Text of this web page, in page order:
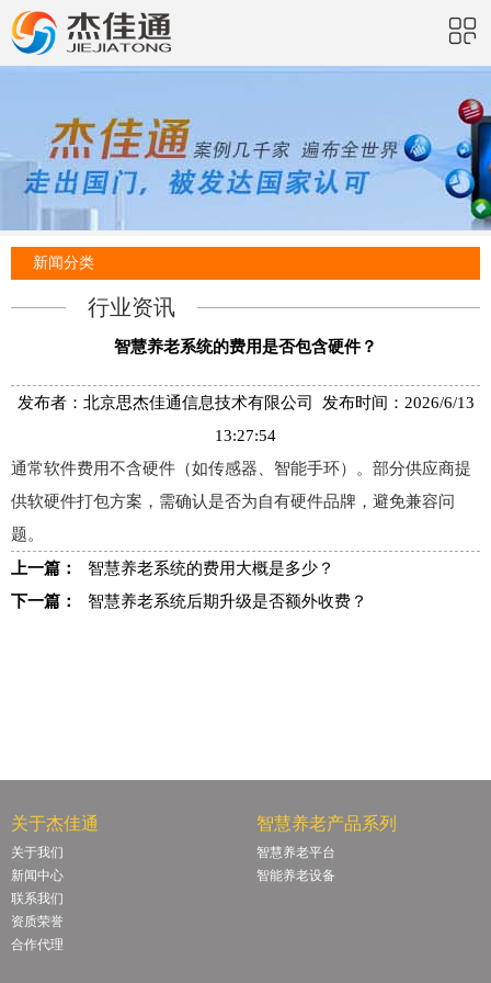
新闻分类
行业资讯
智慧养老系统的费用是否包含硬件？
发布者：北京思杰佳通信息技术有限公司 发布时间：2026/6/13
13:27:54
通常软件费用不含硬件（如传感器、智能手环）。部分供应商提
供软硬件打包方案，需确认是否为自有硬件品牌，避免兼容问
题。
上一篇：
智慧养老系统的费用大概是多少？
下一篇：
智慧养老系统后期升级是否额外收费？
关于杰佳通
关于我们
新闻中心
联系我们
资质荣誉
合作代理
智慧养老产品系列
智慧养老平台
智能养老设备